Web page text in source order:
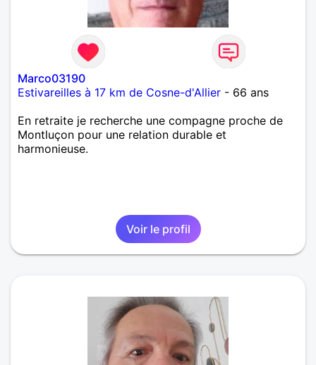
Marco03190
Estivareilles à 17 km de Cosne-d'Allier - 66 ans
En retraite je recherche une compagne proche de
Montluçon pour une relation durable et
harmonieuse.
Voir le profil